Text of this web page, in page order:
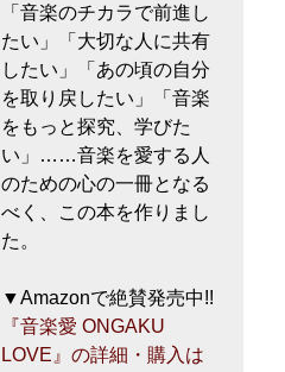
「音楽のチカラで前進し
たい」「大切な人に共有
したい」「あの頃の自分
を取り戻したい」「音楽
をもっと探究、学びた
い」……音楽を愛する人
のための心の一冊となる
べく、この本を作りまし
た。
▼Amazonで絶賛発売中!!
『音楽愛 ONGAKU
LOVE』の詳細・購入は